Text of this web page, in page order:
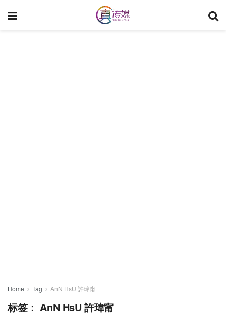
Home Tag AnN HsU 許瑋甯
标签：AnN HsU 許瑋甯